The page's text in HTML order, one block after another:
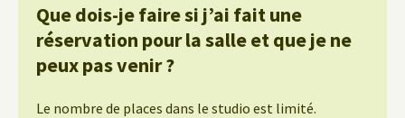
Que dois-je faire si j’ai fait une
réservation pour la salle et que je ne
peux pas venir ?
Le nombre de places dans le studio est limité.